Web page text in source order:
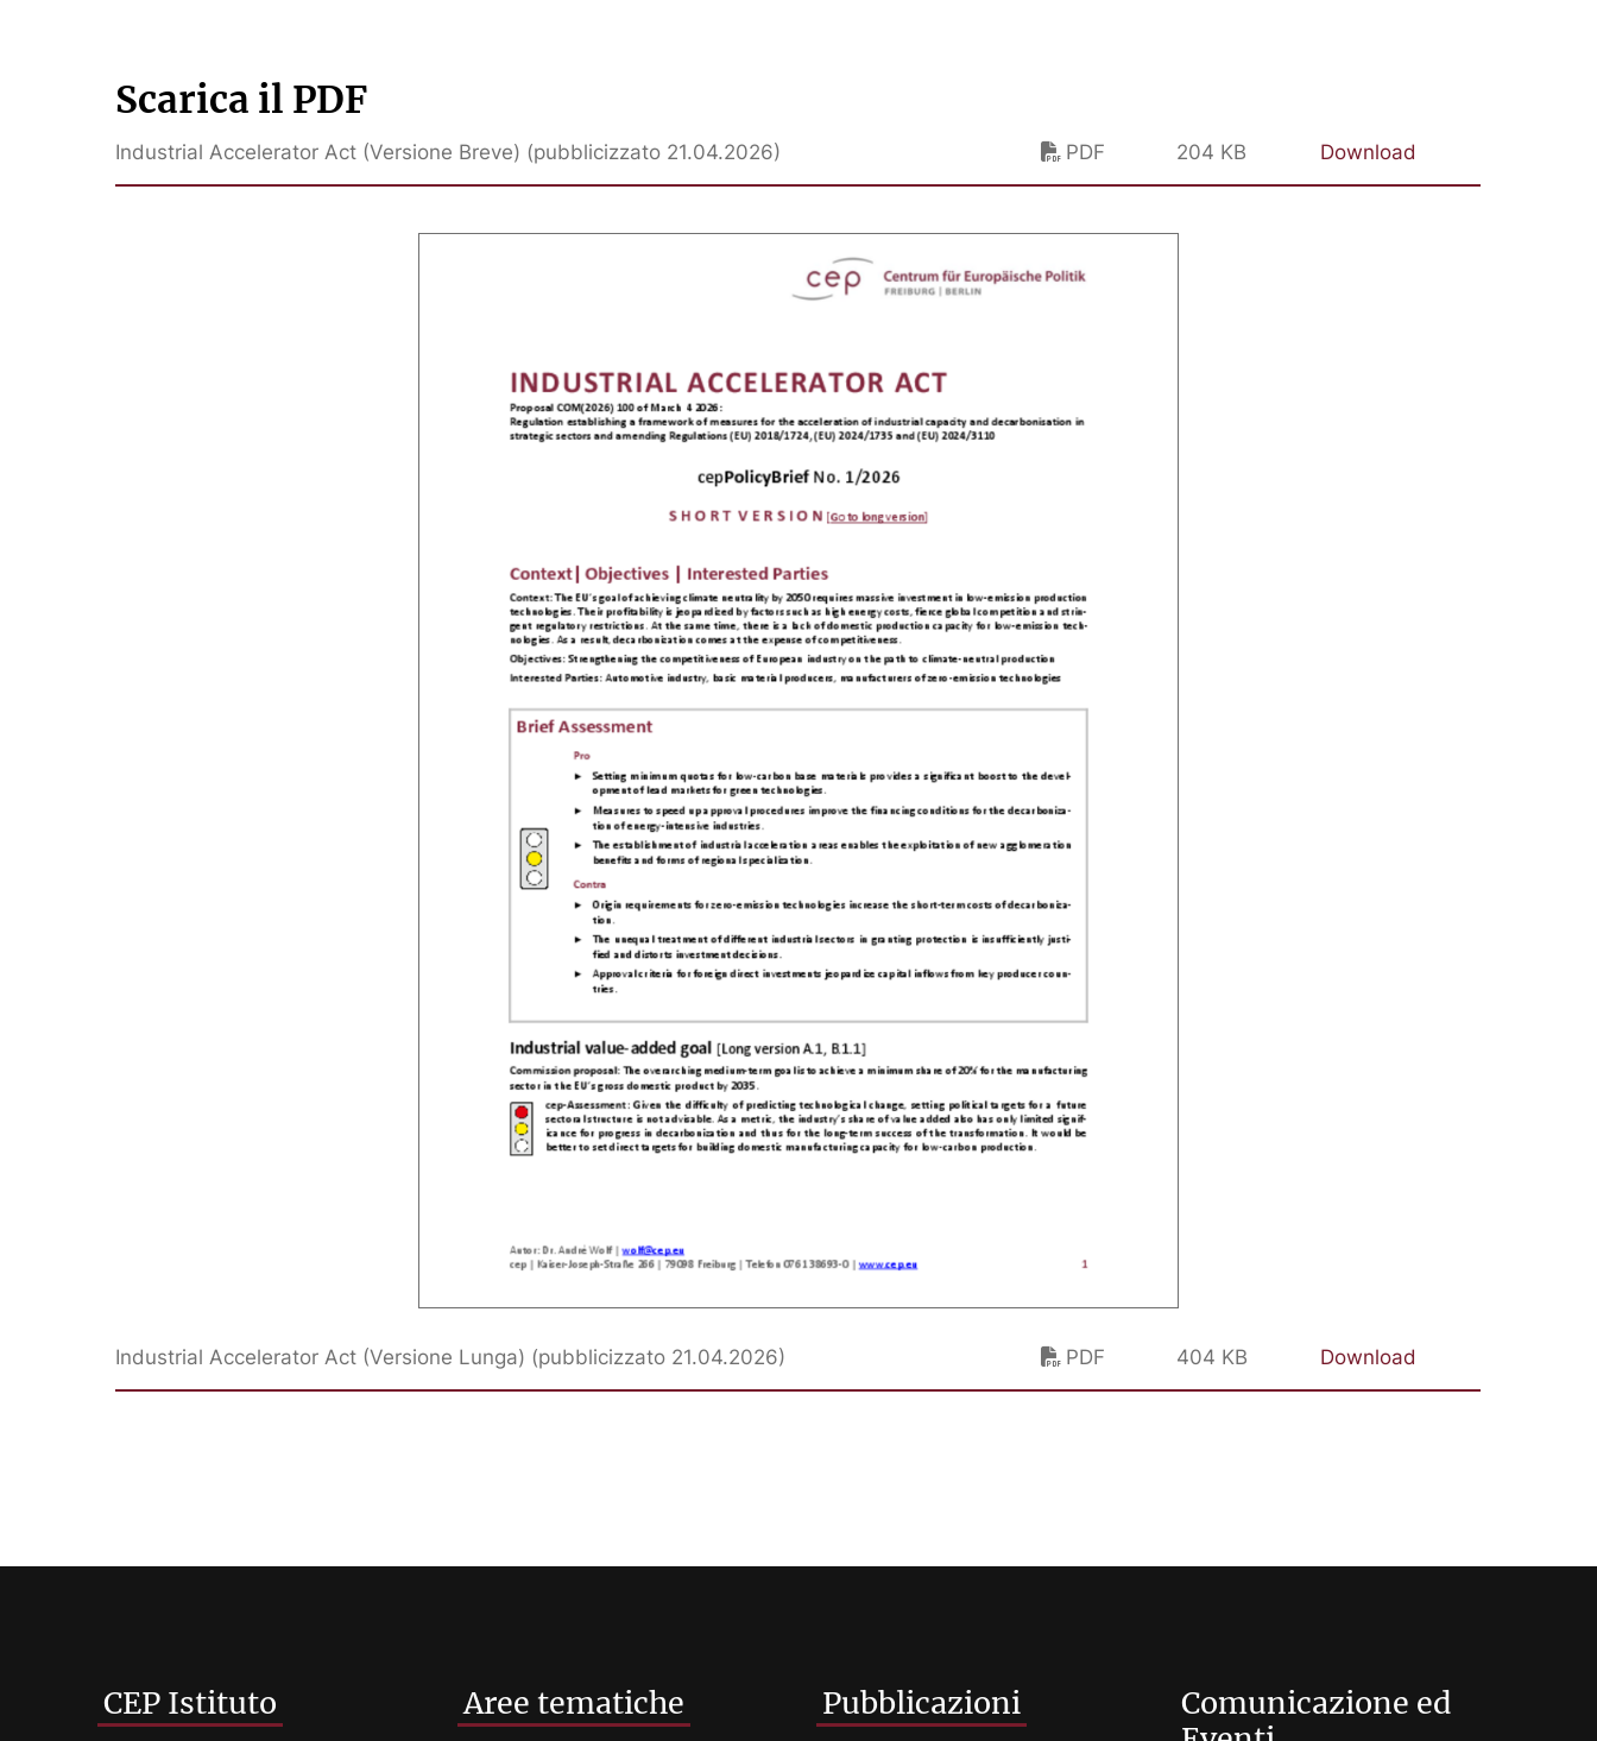
Scarica il PDF
Industrial Accelerator Act (Versione Breve) (pubblicizzato 21.04.2026) PDF 204 KB Download
Industrial Accelerator Act (Versione Lunga) (pubblicizzato 21.04.2026) PDF 404 KB Download
CEP Istituto Aree tematiche Pubblicazioni
Comunicazione ed